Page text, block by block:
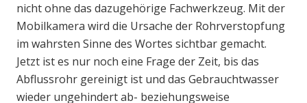
nicht ohne das dazugehörige Fachwerkzeug. Mit der
Mobilkamera wird die Ursache der Rohrverstopfung
im wahrsten Sinne des Wortes sichtbar gemacht.
Jetzt ist es nur noch eine Frage der Zeit, bis das
Abflussrohr gereinigt ist und das Gebrauchtwasser
wieder ungehindert ab- beziehungsweise